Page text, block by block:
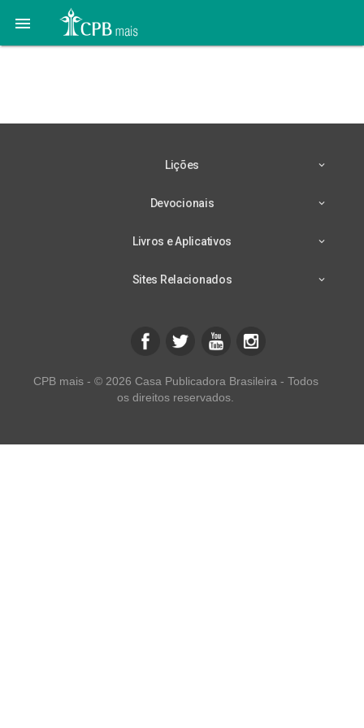

Lições
Devocionais
Livros e Aplicativos
Sites Relacionados
CPB mais - © 2026 Casa Publicadora Brasileira - Todos
os direitos reservados.